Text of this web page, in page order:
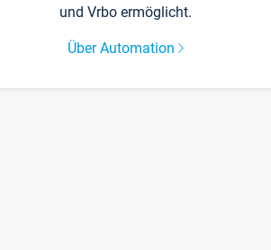
und Vrbo ermöglicht.
Über Automation